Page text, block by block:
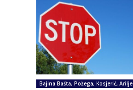
Bajina Bašta, Požega, Kosjerić, Arilje